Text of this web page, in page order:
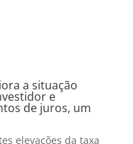
a situação
e
de juros, um
elevações da taxa